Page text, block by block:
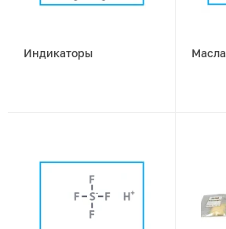
Индикаторы Масла